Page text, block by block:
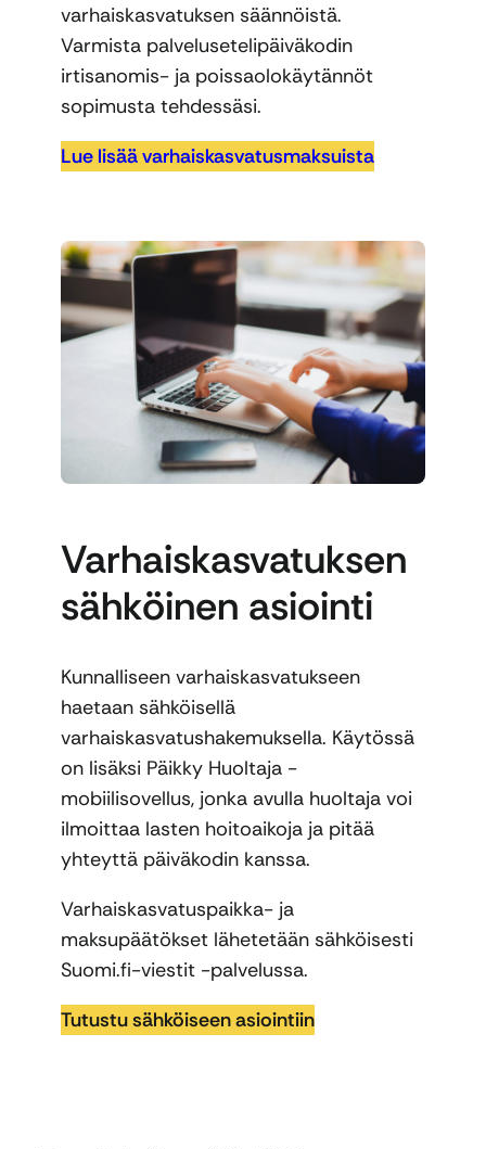
varhaiskasvatuksen säännöistä.
Varmista palvelusetelipäiväkodin
irtisanomis- ja poissaolokäytännöt
sopimusta tehdessäsi.
Lue lisää varhaiskasvatusmaksuista
Varhaiskasvatuksen
sähköinen asiointi
Kunnalliseen varhaiskasvatukseen
haetaan sähköisellä
varhaiskasvatushakemuksella. Käytössä
on lisäksi Päikky Huoltaja -
mobiilisovellus, jonka avulla huoltaja voi
ilmoittaa lasten hoitoaikoja ja pitää
yhteyttä päiväkodin kanssa.
Varhaiskasvatuspaikka- ja
maksupäätökset lähetetään sähköisesti
Suomi.fi-viestit -palvelussa.
Tutustu sähköiseen asiointiin